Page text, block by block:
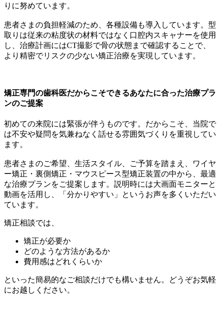
りに努めています。
患者さまの負担軽減のため、各種設備も導入しています。型
取りは従来の粘度状の材料ではなく口腔内スキャナーを使用
し、治療計画にはCT撮影で骨の状態まで確認することで、
より精密でリスクの少ない矯正治療を実現しています。
矯正専門の歯科医だからこそできるあなたに合った治療プラ
ンのご提案
初めての来院には緊張が伴うものです。だからこそ、当院で
は不安や疑問を気兼ねなく話せる雰囲気づくりを重視してい
ます。
患者さまのご希望、生活スタイル、ご予算を踏まえ、ワイヤ
ー矯正・裏側矯正・マウスピース型矯正装置の中から、最適
な治療プランをご提案します。説明時には大画面モニターと
動画を活用し、「分かりやすい」というお声を多くいただい
ています。
矯正相談では、
矯正が必要か
どのような方法があるか
費用感はどれくらいか
といった簡易的なご相談だけでも構いません。どうぞお気軽
にお越しください。